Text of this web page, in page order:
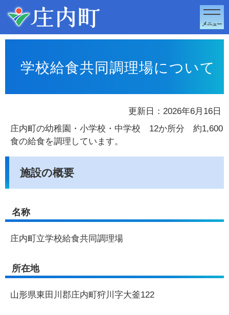
このページの本文へ移動
学校給食共同調理場について
更新日：2026年6月16日
庄内町の幼稚園・小学校・中学校 12か所分 約1,600
食の給食を調理しています。
施設の概要
名称
庄内町立学校給食共同調理場
所在地
山形県東田川郡庄内町狩川字大釜122